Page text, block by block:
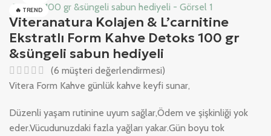
🔥 TREND
Viteranatura Kolajen & L’carnitine
Ekstratlı Form Kahve Detoks 100 gr
&süngeli sabun hediyeli
(6 müşteri değerlendirmesi)
Vitera Form Kahve günlük kahve keyfi sunar,
Düzenli yaşam rutinine uyum sağlar,Ödem ve şişkinliği yok
eder.Vücudunuzdaki fazla yağları yakar.Gün boyu tok